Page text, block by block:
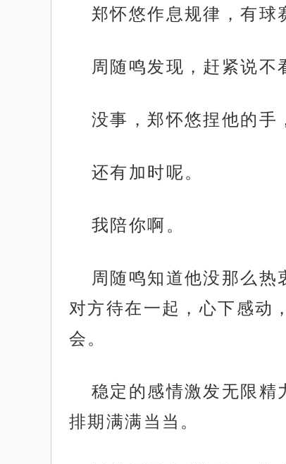
郑怀悠作息规律，有球
周随鸣发现，赶紧说不
没事，郑怀悠捏他的手
还有加时呢。
我陪你啊。
周随鸣知道他没那么
对方待在一起，心下感动
会。
稳定的感情激发无限精
排期满满当当。